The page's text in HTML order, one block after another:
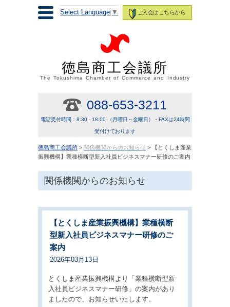
ご入会はこちらから
Select Language ▼
徳島商工会議所
The Tokushima Chamber of Commerce and Industry
088-653-3211
電話受付時間：8:30 - 18:00 （月曜日～金曜日）・FAXは24時間
受付けております
徳島商工会議所 > 関係機関からのお知らせ > 【とくしま産業
振興機構】業種横断型新入社員ビジネスマナー研修のご案内
関係機関からのお知らせ
【とくしま産業振興機構】業種横断
型新入社員ビジネスマナー研修のご
案内
2026年03月13日
とくしま産業振興機構より「業種横断型新
入社員ビジネスマナー研修」の案内があり
ましたので、お知らせいたします。